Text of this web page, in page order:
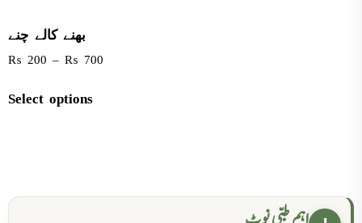
بھنے کالے چنے
₨ 200 – ₨ 700
Select options